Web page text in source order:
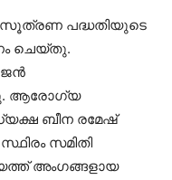
പദ്ധതിയുടെ
ചെയ്തു.
ആരോഗ്യ
ബീന രമേഷ്
സമിതി
അംഗങ്ങളായ